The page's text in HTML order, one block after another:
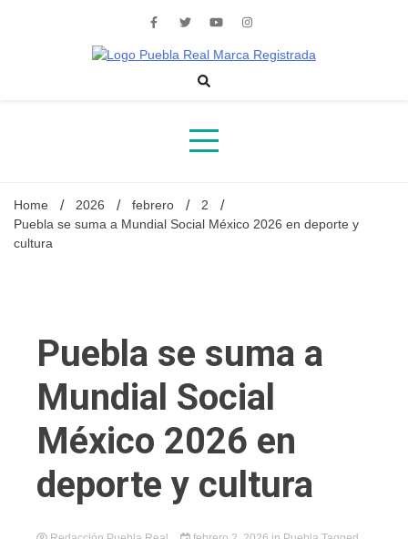
Noticias de actualidad de Puebla, México y el mundo
Home 2026 febrero
2
Puebla se suma a Mundial Social México 2026 en deporte y
cultura
Puebla se suma a
Mundial Social
México 2026 en
deporte y cultura